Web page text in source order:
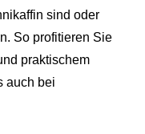
sind oder
So profitieren Sie
praktischem
auch bei